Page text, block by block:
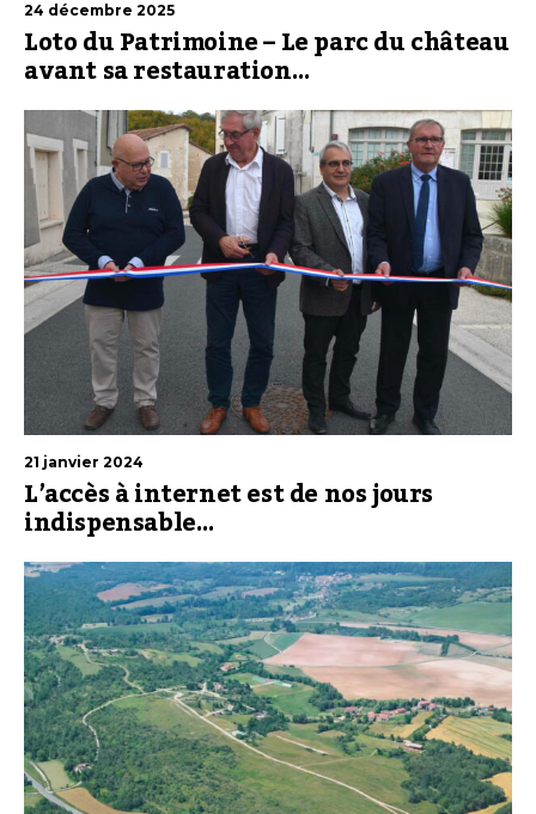
24 décembre 2025
Loto du Patrimoine – Le parc du château
avant sa restauration…
21 janvier 2024
L’accès à internet est de nos jours
indispensable…